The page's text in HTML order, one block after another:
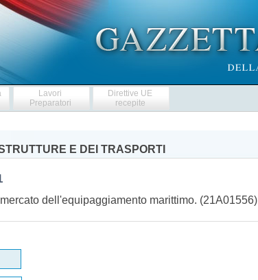
Lavori
Preparatori
Direttive UE
recepite
E DEI TRASPORTI
dell'equipaggiamento marittimo. (21A01556)